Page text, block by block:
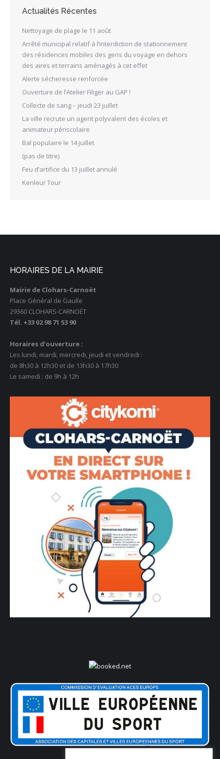
Actualités Récentes
Nettoyage de plage le 11 août
Arrêté municipal relatif à l’interdiction de stationnement
des résidences mobiles des gens du voyage en dehors
des aires et terrains aménagés à cet effet
Alerte sécheresse renforcée
Ouverture de l’Atelier Filiger au GAP !
Collecte de sang – jeudi 23 juillet
La ville recrute un agent polyvalent des écoles et
animateur périscolaire
Bal populaire le 14 juillet
(pas de titre)
Feu d’artifice du 13 juillet annulé
Kenleur Tour
HORAIRES DE LA MAIRIE
Mairie de Clohars-Carnoët
Place Général de Gaulle
29360 CLOHARS-CARNOËT
Tél. +33 02 98 71 53 90
Horaires d’ouverture :
Les lundi, mardi, mercredi, jeudi et vendredi :
de 8h30 à 12h30 et de 13h30 à 17h30
Le samedi : de 9h à 12h